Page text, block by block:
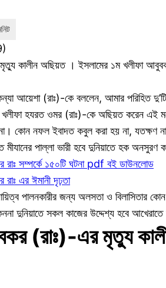
)
কালীন অছিয়ত । ইসলামের ১ম খলীফা আবুবকর
আয়েশা (রাঃ)-কে বললেন, আমার পরিহিত
খলীফা হযরত ওমর (রাঃ)-কে অছিয়ত করেন এই
কোন নফল ইবাদত কবুল করা হয় না, যতক্ষণ না
পাল্লা ভারী হবে দুনিয়াতে হক
রাঃ সম্পর্কে ১৫০টি ঘটনা pdf বই ডাউনলোড
এর ঈমানী দৃঢ়তা
পালনকারীর জন্য অলসতা ও
দুনিয়াতে সকল কাজের উদ্দেশ্য হবে আখেরাতে
(রাঃ)-এর মৃত্যু